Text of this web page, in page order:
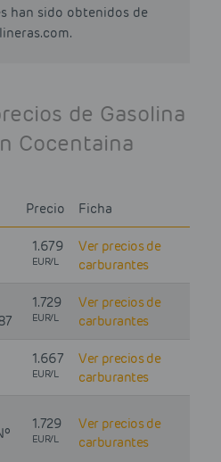
han sido obtenidos de
de Gasolina
Cocentaina
Precio Ficha
1.679
EUR/L
Ver precios de
carburantes
1.729
EUR/L
Ver precios de
carburantes
1.667
EUR/L
Ver precios de
carburantes
1.729
EUR/L
Ver precios de
carburantes